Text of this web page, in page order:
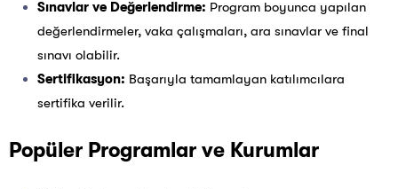
Sınavlar ve Değerlendirme: Program boyunca yapılan
değerlendirmeler, vaka çalışmaları, ara sınavlar ve final
sınavı olabilir.
Sertifikasyon: Başarıyla tamamlayan katılımcılara
sertifika verilir.
Popüler Programlar ve Kurumlar